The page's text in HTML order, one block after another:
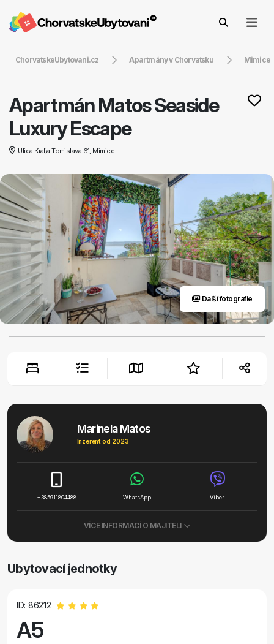
ChorvatskeUbytovani.cz Apartmány v Chorvatsku Mimice
Apartmán Matos Seaside
Luxury Escape
Ulica Kralja Tomislava 61, Mimice
Další fotografie
Marinela Matos
Inzerent od 2023
+385911804488 WhatsApp Viber
VÍCE INFORMACÍ O MAJITELI
Ubytovací jednotky
ID: 86212
A5